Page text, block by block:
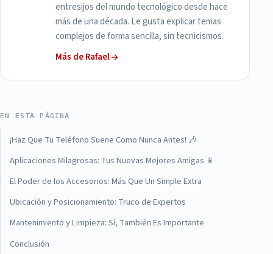
entresijos del mundo tecnológico desde hace
más de una década. Le gusta explicar temas
complejos de forma sencilla, sin tecnicismos.
Más de Rafael
EN ESTA PÁGINA
¡Haz Que Tu Teléfono Suene Como Nunca Antes! 🎶
Aplicaciones Milagrosas: Tus Nuevas Mejores Amigas 📱
El Poder de los Accesorios: Más Que Un Simple Extra
Ubicación y Posicionamiento: Truco de Expertos
Mantenimiento y Limpieza: Sí, También Es Importante
Conclusión